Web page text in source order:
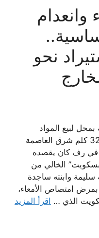
نحو
لبيع المواد
الغذائية العامة بمدينة بوقاعة 320 كلم شرق العاصمة
في رف كان يقصده
الخالي من
سليمة وابنته ساجدة
امتصاص الأمعاء،
الذي … اقرأ المزيد